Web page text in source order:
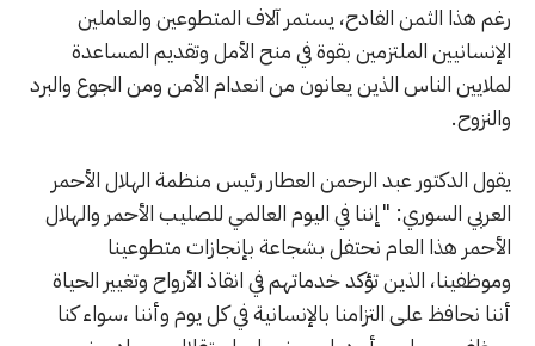
رغم هذا الثمن الفادح، يستمر آلاف المتطوعين والعاملين
الإنسانيين الملتزمين بقوة في منح الأمل وتقديم المساعدة
لملايين الناس الذين يعانون من انعدام الأمن ومن الجوع والبرد
والنزوح.
يقول الدكتور عبد الرحمن العطار رئيس منظمة الهلال الأحمر
العربي السوري: "إننا في اليوم العالمي للصليب الأحمر والهلال
الأحمر هذا العام نحتفل بشجاعة بإنجازات متطوعينا
وموظفينا، الذين تؤكد خدماتهم في انقاذ الأرواح وتغيير الحياة
أننا نحافظ على التزامنا بالإنسانية في كل يوم وأننا ،سواء كنا